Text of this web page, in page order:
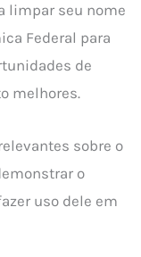
limpar seu nome
Federal para
de
melhores.
sobre o
o
uso dele em